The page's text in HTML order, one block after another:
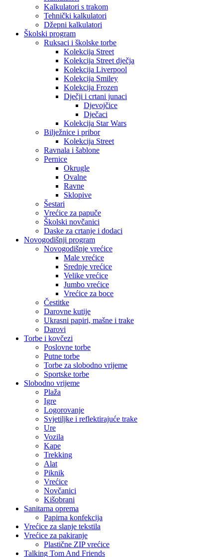
Kalkulatori s trakom
Tehnički kalkulatori
Džepni kalkulatori
Školski program
Ruksaci i školske torbe
Kolekcija Street
Kolekcija Street dječja
Kolekcija Liverpool
Kolekcija Smiley
Kolekcija Frozen
Dječji i crtani junaci
Djevojčice
Dječaci
Kolekcija Star Wars
Bilježnice i pribor
Kolekcija Street
Ravnala i šablone
Pernice
Okrugle
Ovalne
Ravne
Sklopive
Šestari
Vrećice za papuče
Školski novčanici
Daske za crtanje i dodaci
Novogodišnji program
Novogodišnje vrećice
Male vrećice
Srednje vrećice
Velike vrećice
Jumbo vrećice
Vrećice za boce
Čestitke
Darovne kutije
Ukrasni papiri, mašne i trake
Darovi
Torbe i kovčezi
Poslovne torbe
Putne torbe
Torbe za slobodno vrijeme
Sportske torbe
Slobodno vrijeme
Plaža
Igre
Logorovanje
Svjetiljke i reflektirajuće trake
Ure
Vozila
Kape
Trekking
Alat
Piknik
Vrećice
Novčanici
Kišobrani
Sanitarna oprema
Papirna konfekcija
Vrećice za slanje tekstila
Vrećice za pakiranje
Plastične ZIP vrećice
Talking Tom And Friends